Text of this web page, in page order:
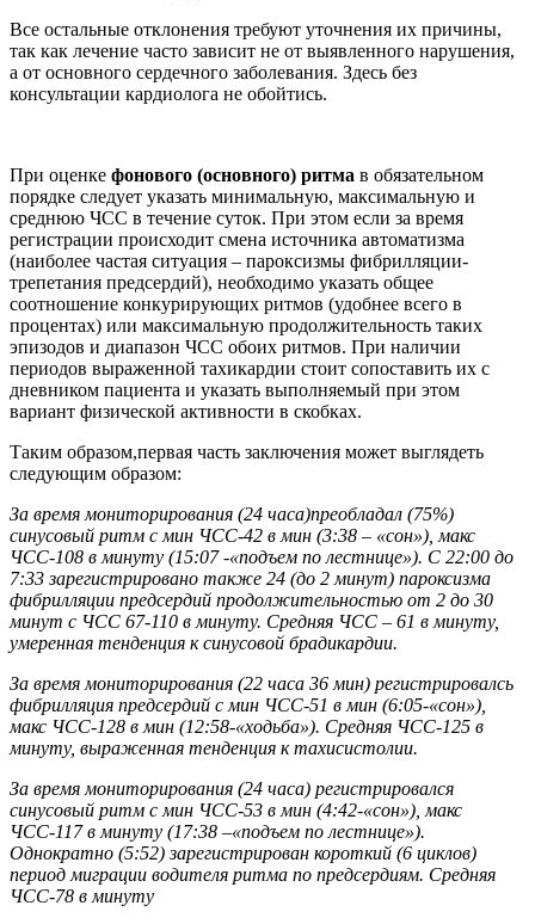
Все остальные отклонения требуют уточнения их причины,
так как лечение часто зависит не от выявленного нарушения,
а от основного сердечного заболевания. Здесь без
консультации кардиолога не обойтись.
При оценке фонового (основного) ритма в обязательном
порядке следует указать минимальную, максимальную и
среднюю ЧСС в течение суток. При этом если за время
регистрации происходит смена источника автоматизма
(наиболее частая ситуация – пароксизмы фибрилляции-
трепетания предсердий), необходимо указать общее
соотношение конкурирующих ритмов (удобнее всего в
процентах) или максимальную продолжительность таких
эпизодов и диапазон ЧСС обоих ритмов. При наличии
периодов выраженной тахикардии стоит сопоставить их с
дневником пациента и указать выполняемый при этом
вариант физической активности в скобках.
Таким образом,первая часть заключения может выглядеть
следующим образом:
За время мониторирования (24 часа)преобладал (75%)
синусовый ритм с мин ЧСС-42 в мин (3:38 – «сон»), макс
ЧСС-108 в минуту (15:07 -«подъем по лестнице»). С 22:00 до
7:33 зарегистрировано также 24 (до 2 минут) пароксизма
фибрилляции предсердий продолжительностью от 2 до 30
минут с ЧСС 67-110 в минуту. Средняя ЧСС – 61 в минуту,
умеренная тенденция к синусовой брадикардии.
За время мониторирования (22 часа 36 мин) регистрировалсь
фибрилляция предсердий с мин ЧСС-51 в мин (6:05-«сон»),
макс ЧСС-128 в мин (12:58-«ходьба»). Средняя ЧСС-125 в
минуту, выраженная тенденция к тахисистолии.
За время мониторирования (24 часа) регистрировался
синусовый ритм с мин ЧСС-53 в мин (4:42-«сон»), макс
ЧСС-117 в минуту (17:38 –«подъем по лестнице»).
Однократно (5:52) зарегистрирован короткий (6 циклов)
период миграции водителя ритма по предсердиям. Средняя
ЧСС-78 в минуту